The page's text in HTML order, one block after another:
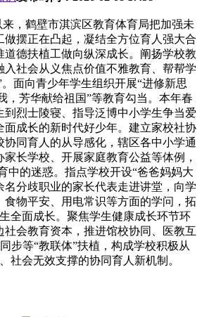
鹤壁市淇滨区教育体育局把加强未
做摆正在凸起，凝结全方位育人强大合
道德扶植工做向纵深成长。阐扬学校教
入社会从义焦点价值不雅教育、帮帮学
面向青少年学生组织开展“进修新思
，芳华献给祖国”等教育勾当。本年春
到烈士陵寝、指导泛博中小学生争当爱
面成长的新时代好少年。建立家校社协
协同育人的从导感化，辖区各中小学通
长学校、开展家庭教育公益等体例，
中的迷惑。指点学校开设“爸爸妈妈大
名分歧职业的家长代表走进讲堂，向学
食物平安、用电常识等方面的学问，拓
全面成长。聚焦学生健康成长环节环
社会教育资本，推进馆校协同、医教互
步等“教联体”扶植，构成学校积极从
社会无效支撑的协同育人新机制。